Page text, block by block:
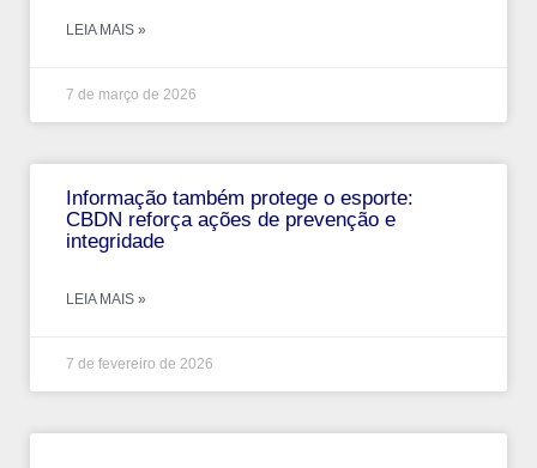
LEIA MAIS »
7 de março de 2026
Informação também protege o esporte:
CBDN reforça ações de prevenção e
integridade
LEIA MAIS »
7 de fevereiro de 2026